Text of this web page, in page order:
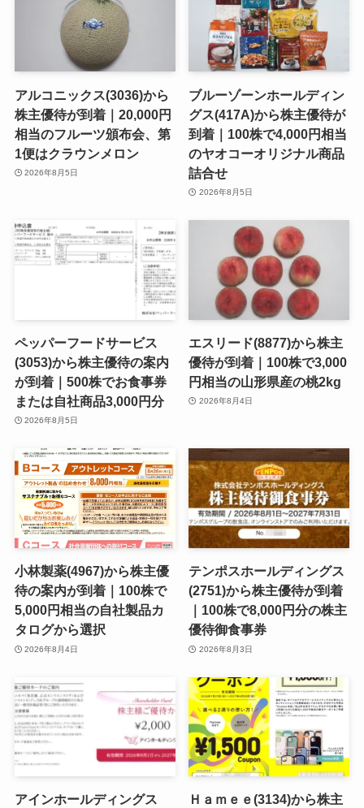
アルコニックス(3036)から
株主優待が到着｜20,000円
相当のフルーツ頒布会、第
1便はクラウンメロン
2026年8月5日
ブルーゾーンホールディン
グス(417A)から株主優待が
到着｜100株で4,000円相当
のヤオコーオリジナル商品
詰合せ
2026年8月5日
ペッパーフードサービス
(3053)から株主優待の案内
が到着｜500株でお食事券
または自社商品3,000円分
2026年8月5日
エスリード(8877)から株主
優待が到着｜100株で3,000
円相当の山形県産の桃2kg
2026年8月4日
小林製薬(4967)から株主優
待の案内が到着｜100株で
5,000円相当の自社製品カ
タログから選択
2026年8月4日
テンポスホールディングス
(2751)から株主優待が到着
｜100株で8,000円分の株主
優待御食事券
2026年8月3日
アインホールディングス
Ｈａｍｅｅ(3134)から株主